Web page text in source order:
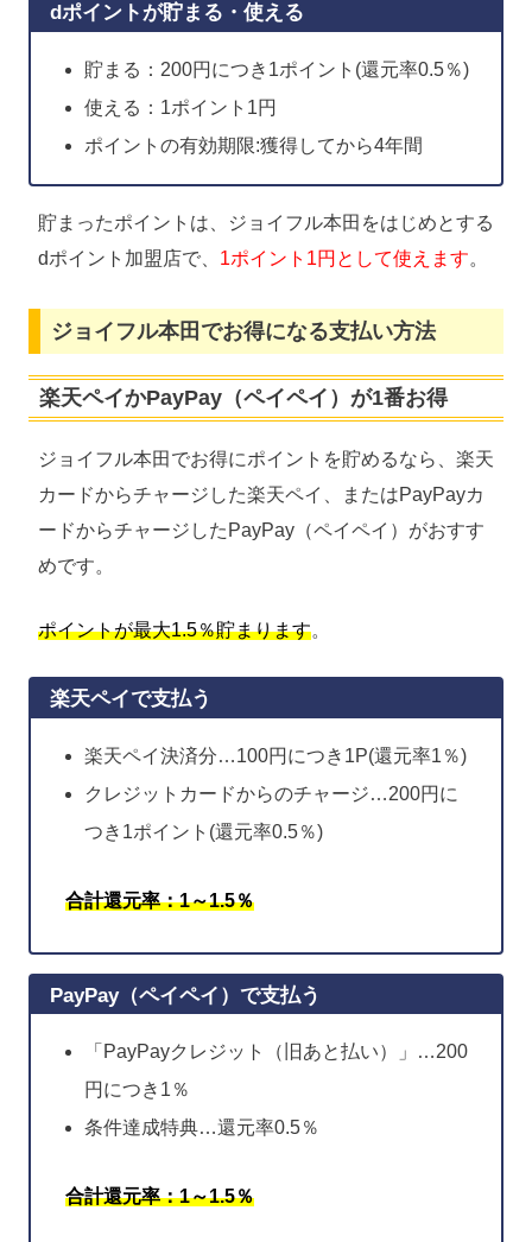
dポイントが貯まる・使える
貯まる：200円につき1ポイント(還元率0.5％)
使える：1ポイント1円
ポイントの有効期限:獲得してから4年間
貯まったポイントは、ジョイフル本田をはじめとする
dポイント加盟店で、 1ポイント1円として使えます。
ジョイフル本田でお得になる支払い方法
楽天ペイかPayPay（ペイペイ）が1番お得
ジョイフル本田でお得にポイントを貯めるなら、楽天
カードからチャージした楽天ペイ、またはPayPayカ
ードからチャージしたPayPay（ペイペイ）がおすす
めです。
ポイントが最大1.5％貯まります。
楽天ペイで支払う
楽天ペイ決済分…100円につき1P(還元率1％)
クレジットカードからのチャージ…200円に
つき1ポイント(還元率0.5％)
合計還元率：1～1.5％
PayPay（ペイペイ）で支払う
「PayPayクレジット（旧あと払い）」…200
円につき1％
条件達成特典…還元率0.5％
合計還元率：1～1.5％